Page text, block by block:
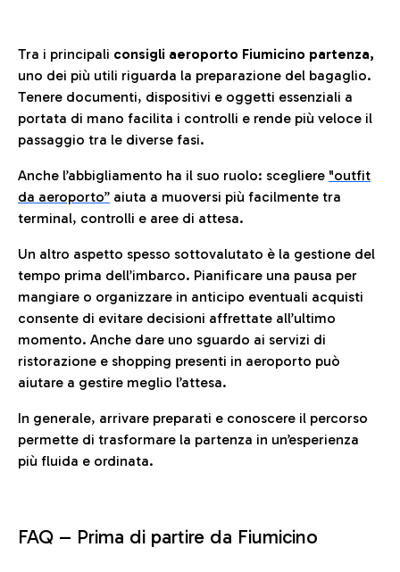
Tra i principali consigli aeroporto Fiumicino partenza,
uno dei più utili riguarda la preparazione del bagaglio.
Tenere documenti, dispositivi e oggetti essenziali a
portata di mano facilita i controlli e rende più veloce il
passaggio tra le diverse fasi.
Anche l’abbigliamento ha il suo ruolo: scegliere "outfit
da aeroporto” aiuta a muoversi più facilmente tra
terminal, controlli e aree di attesa.
Un altro aspetto spesso sottovalutato è la gestione del
tempo prima dell’imbarco. Pianificare una pausa per
mangiare o organizzare in anticipo eventuali acquisti
consente di evitare decisioni affrettate all’ultimo
momento. Anche dare uno sguardo ai servizi di
ristorazione e shopping presenti in aeroporto può
aiutare a gestire meglio l’attesa.
In generale, arrivare preparati e conoscere il percorso
permette di trasformare la partenza in un’esperienza
più fluida e ordinata.
FAQ – Prima di partire da Fiumicino